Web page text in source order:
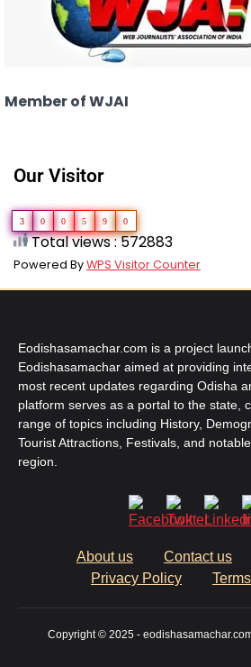
Member of WJAI
Our Visitor
3 0 0 5 9 0
Total views : 572883
Powered ByWPS Visitor Counter
Eodishasamachar.com is a project
Eodishasamachar aimed at providing
most recent updates regarding Odisha
platform serves as a portal to the state,
range of topics including History,
Tourist Attractions, Festivals, and
region.
About us Contact us
Privacy Policy
Copyright © 2025 -